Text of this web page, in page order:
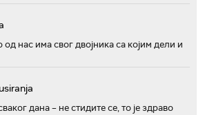
од нас има свог двојника са којим дели и
дана – не стидите се, то је здраво